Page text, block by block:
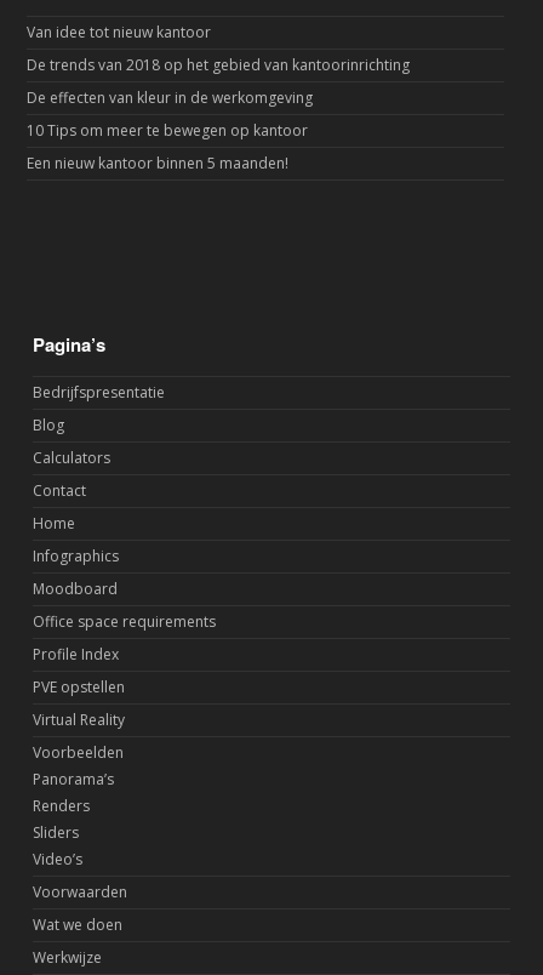
Van idee tot nieuw kantoor
De trends van 2018 op het gebied van kantoorinrichting
De effecten van kleur in de werkomgeving
10 Tips om meer te bewegen op kantoor
Een nieuw kantoor binnen 5 maanden!
Pagina’s
Bedrijfspresentatie
Blog
Calculators
Contact
Home
Infographics
Moodboard
Office space requirements
Profile Index
PVE opstellen
Virtual Reality
Voorbeelden
Panorama’s
Renders
Sliders
Video’s
Voorwaarden
Wat we doen
Werkwijze